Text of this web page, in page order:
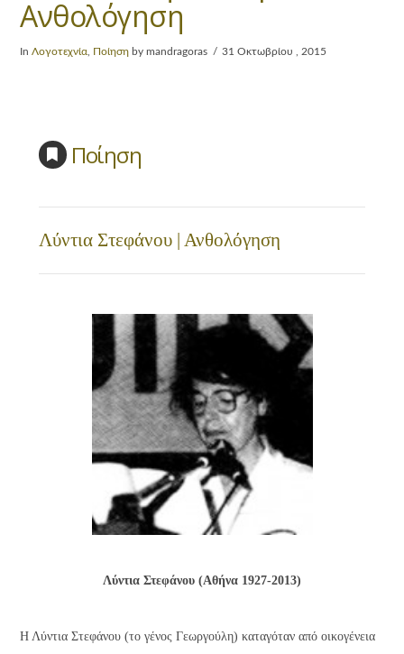
Ανθολόγηση
InΛογοτεχνία Ποίηση by mandragoras 31 Οκτωβρίου , 2015
Ποίηση
Λύντια Στεφάνου | Ανθολόγηση
Λύντια Στεφάνου (Αθήνα 1927-2013)
Η Λύντια Στεφάνου (το γένος Γεωργούλη) καταγόταν από οικογένεια